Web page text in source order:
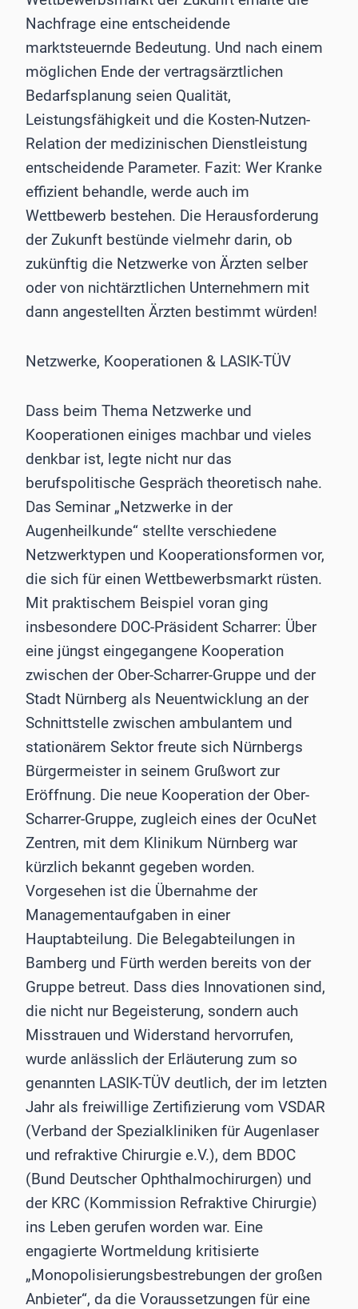
Nachfrage eine entscheidende
marktsteuernde Bedeutung. Und nach einem
möglichen Ende der vertragsärztlichen
Bedarfsplanung seien Qualität,
Leistungsfähigkeit und die Kosten-Nutzen-
Relation der medizinischen Dienstleistung
entscheidende Parameter. Fazit: Wer Kranke
effizient behandle, werde auch im
Wettbewerb bestehen. Die Herausforderung
der Zukunft bestünde vielmehr darin, ob
zukünftig die Netzwerke von Ärzten selber
oder von nichtärztlichen Unternehmern mit
dann angestellten Ärzten bestimmt würden!
Netzwerke, Kooperationen & LASIK-TÜV
Dass beim Thema Netzwerke und
Kooperationen einiges machbar und vieles
denkbar ist, legte nicht nur das
berufspolitische Gespräch theoretisch nahe.
Das Seminar „Netzwerke in der
Augenheilkunde“ stellte verschiedene
Netzwerktypen und Kooperationsformen vor,
die sich für einen Wettbewerbsmarkt rüsten.
Mit praktischem Beispiel voran ging
insbesondere DOC-Präsident Scharrer: Über
eine jüngst eingegangene Kooperation
zwischen der Ober-Scharrer-Gruppe und der
Stadt Nürnberg als Neuentwicklung an der
Schnittstelle zwischen ambulantem und
stationärem Sektor freute sich Nürnbergs
Bürgermeister in seinem Grußwort zur
Eröffnung. Die neue Kooperation der Ober-
Scharrer-Gruppe, zugleich eines der OcuNet
Zentren, mit dem Klinikum Nürnberg war
kürzlich bekannt gegeben worden.
Vorgesehen ist die Übernahme der
Managementaufgaben in einer
Hauptabteilung. Die Belegabteilungen in
Bamberg und Fürth werden bereits von der
Gruppe betreut. Dass dies Innovationen sind,
die nicht nur Begeisterung, sondern auch
Misstrauen und Widerstand hervorrufen,
wurde anlässlich der Erläuterung zum so
genannten LASIK-TÜV deutlich, der im letzten
Jahr als freiwillige Zertifizierung vom VSDAR
(Verband der Spezialkliniken für Augenlaser
und refraktive Chirurgie e.V.), dem BDOC
(Bund Deutscher Ophthalmochirurgen) und
der KRC (Kommission Refraktive Chirurgie)
ins Leben gerufen worden war. Eine
engagierte Wortmeldung kritisierte
„Monopolisierungsbestrebungen der großen
Anbieter“, da die Voraussetzungen für eine